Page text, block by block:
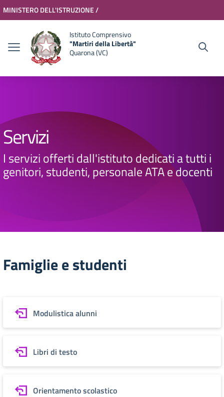
Vai ai contenuti
Vai al menu di navigazione
Vai al footer
MINISTERO DELL'ISTRUZIONE /
MINISTERO DELL'UNIVERSITÀ E
DELLA RICERCA
Istituto Comprensivo
"Martiri della Libertà"
Quarona (VC)
Servizi
I servizi offerti dall'istituto dedicati a tutti i
genitori, studenti, personale ATA e docenti
Famiglie e studenti
Modulistica alunni
Libri di testo
Orientamento scolastico